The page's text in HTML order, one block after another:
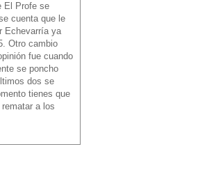
El Profe se
cuenta que le
Echevarría ya
Otro cambio
fue cuando
se poncho
dos se
tienes que
a los